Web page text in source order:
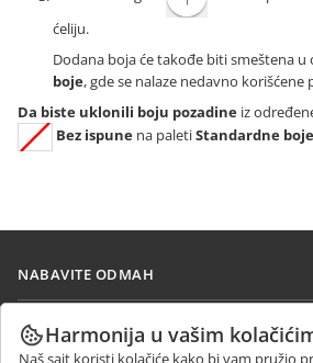
ćeliju.
Dodana boja će takođe biti smeštena u
boje, gde se nalaze nedavno korišćene
Da biste uklonili boju pozadine iz
Bez ispune na paletiStandardne boje
NABAVITE ODMAH
Docs
DocSpace
SARAĐUJTE
Harmonija u vašim
Naš sajt koristi kolačiće kako bi vam pružio